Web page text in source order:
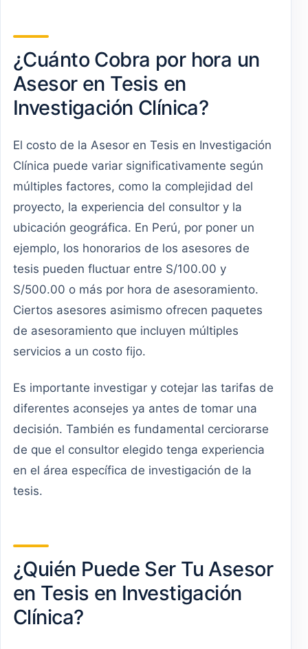
¿Cuánto Cobra por hora un
Asesor en Tesis en
Investigación Clínica?
El costo de la Asesor en Tesis en Investigación
Clínica puede variar significativamente según
múltiples factores, como la complejidad del
proyecto, la experiencia del consultor y la
ubicación geográfica. En Perú, por poner un
ejemplo, los honorarios de los asesores de
tesis pueden fluctuar entre S/100.00 y
S/500.00 o más por hora de asesoramiento.
Ciertos asesores asimismo ofrecen paquetes
de asesoramiento que incluyen múltiples
servicios a un costo fijo.
Es importante investigar y cotejar las tarifas de
diferentes aconsejes ya antes de tomar una
decisión. También es fundamental cerciorarse
de que el consultor elegido tenga experiencia
en el área específica de investigación de la
tesis.
¿Quién Puede Ser Tu Asesor
en Tesis en Investigación
Clínica?